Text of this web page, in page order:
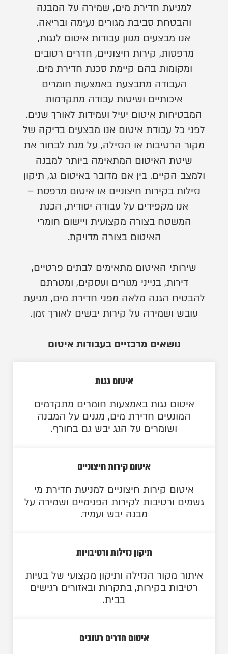
למניעת חדירת מים, שמירה על המבנה
והבטחת סביבת מגורים נעימה ובריאה.
אנו מבצעים מגוון עבודות איטום לגגות,
מרפסות, קירות חיצוניים, חדרים רטובים
ומקומות בהם קיימת סכנת חדירת מים.
העבודה מתבצעת באמצעות חומרים
איכותיים ושיטות עבודה מתקדמות
המבטיחות איטום יעיל ועמידות לאורך שנים.
לפני כל עבודת איטום אנו מבצעים בדיקה של
מקור הרטיבות או הנזילה, על מנת לבחור את
שיטת האיטום המתאימה ביותר למבנה
ולמצב הקיים. בין אם מדובר באיטום גג, תיקון
נזילות בקירות חיצוניים או איטום מרפסת –
אנו מקפידים על עבודה יסודית, הכנת
המשטח בצורה מקצועית ויישום חומרי
האיטום בצורה מדויקת.
שירותי האיטום מתאימים לבתים פרטיים,
דירות, בנייני מגורים ועסקים, ומטרתם
להבטיח הגנה מלאה מפני חדירת מים, מניעת
עובש ושמירה על קירות יבשים לאורך זמן.
נושאים מרכזיים בעבודות איטום
איטום גגות
איטום גגות באמצעות חומרים מתקדמים
המונעים חדירת מים, מגנים על המבנה
ושומרים על הגג יבש גם בחורף.
איטום קירות חיצוניים
איטום קירות חיצוניים למניעת חדירת מי
גשמים ורטיבות לקירות הפנימיים ושמירה על
מבנה יבש ועמיד.
תיקון נזילות ורטיבויות
איתור מקור הנזילה ותיקון מקצועי של בעיות
רטיבות בקירות, בתקרות ובאזורים רגישים
בבית.
איטום חדרים רטובים